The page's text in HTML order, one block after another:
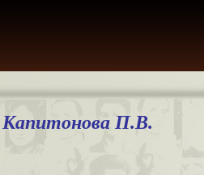
Капитонова П.В.